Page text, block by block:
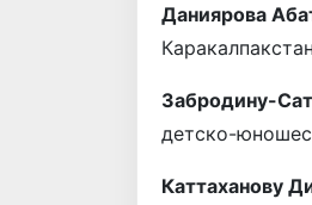
Даниярова
Забродину-
детско-
Каттаханову